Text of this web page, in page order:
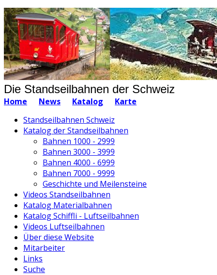
Die Standseilbahnen der Schweiz
Home News Katalog
Karte
Standseilbahnen Schweiz
Katalog der Standseilbahnen
Bahnen 1000 - 2999
Bahnen 3000 - 3999
Bahnen 4000 - 6999
Bahnen 7000 - 9999
Geschichte und Meilensteine
Videos Standseilbahnen
Katalog Materialbahnen
Katalog Schiffli - Luftseilbahnen
Videos Luftseilbahnen
Über diese Website
Mitarbeiter
Links
Suche